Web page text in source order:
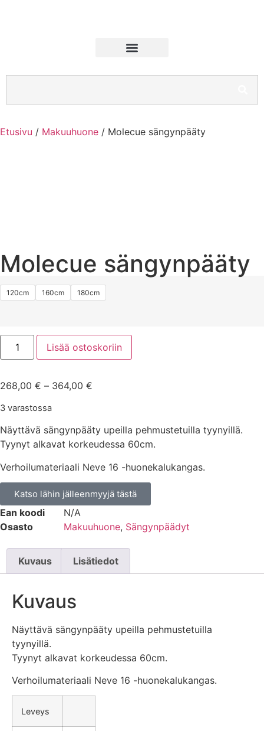
Etusivu / Makuuhuone / Molecue sängynpääty
Molecue sängynpääty
120cm 160cm 180cm
Lisää ostoskoriin
268,00 € – 364,00 €
3 varastossa
Näyttävä sängynpääty upeilla pehmustetuilla tyynyillä.
Tyynyt alkavat korkeudessa 60cm.
Verhoilumateriaali Neve 16 -huonekalukangas.
Katso lähin jälleenmyyjä tästä
Ean koodi
N/A
Osasto
Makuuhuone, Sängynpäädyt
Kuvaus Lisätiedot
Kuvaus
Näyttävä sängynpääty upeilla pehmustetuilla
tyynyillä.
Tyynyt alkavat korkeudessa 60cm.
Verhoilumateriaali Neve 16 -huonekalukangas.
Leveys